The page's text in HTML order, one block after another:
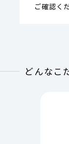
ご確認く
どんなこ